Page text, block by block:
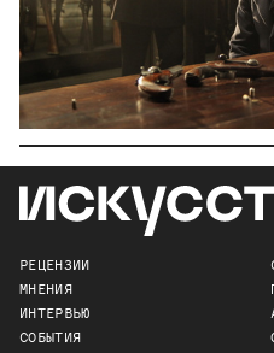
РЕЦЕНЗИИ
МНЕНИЯ
ИНТЕРВЬЮ
СОБЫТИЯ